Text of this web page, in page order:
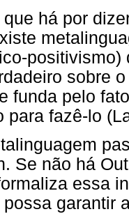
há por
positivismo)
sobre
funda pelo
para fazê-lo
Se não há
essa
garantir